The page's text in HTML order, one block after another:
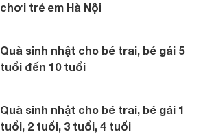
chơi trẻ em Hà Nội
Quà sinh nhật cho bé trai, bé gái 5
tuổi đến 10 tuổi
Quà sinh nhật cho bé trai, bé gái 1
tuổi, 2 tuổi, 3 tuổi, 4 tuổi